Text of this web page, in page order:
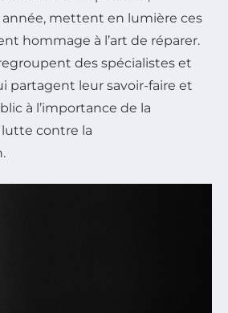
mettent en lumière ces
hommage à l’art de réparer.
des spécialistes et
partagent leur savoir-faire et
à l’importance de la
lutte contre la